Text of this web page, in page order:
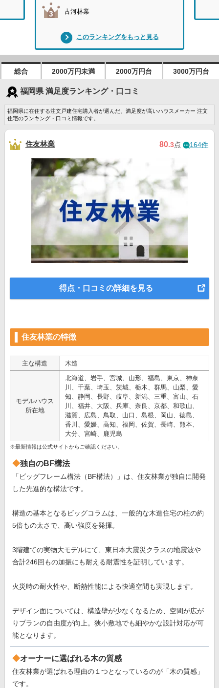
古河林業
このランキングをもっと見る
総合 2000万円未満 2000万円台 3000万円台
福岡県 満足度ランキング・口コミ
福岡県に在住する注文戸建住宅購入者が選んだ、満足度が高いハウスメーカー 注文
住宅のランキング・口コミ情報です。
住友林業 80.3点 164件
得点・口コミの詳細を見る
住友林業の特徴
主な構造 木造
モデルハウス
所在地
北海道、岩手、宮城、山形、福島、東京、神奈
川、千葉、埼玉、茨城、栃木、群馬、山梨、愛
知、静岡、長野、岐阜、新潟、三重、富山、石
川、福井、大阪、兵庫、奈良、京都、和歌山、
滋賀、広島、鳥取、山口、島根、岡山、徳島、
香川、愛媛、高知、福岡、佐賀、長崎、熊本、
大分、宮崎、鹿児島
※最新情報は公式サイトからご確認ください。
独自のBF構法
「ビッグフレーム構法（BF構法）」は、住友林業が独自に開発
した先進的な構法です。
構造の基本となるビッグコラムは、一般的な木造住宅の柱の約
5倍もの太さで、高い強度を発揮。
3階建ての実物大モデルにて、東日本大震災クラスの地震波や
合計246回もの加振にも耐える耐震性を証明しています。
火災時の耐火性や、断熱性能による快適空間も実現します。
デザイン面については、構造壁が少なくなるため、空間が広が
りプランの自由度が向上。狭小敷地でも細やかな設計対応が可
能となります。
オーナーに選ばれる木の質感
住友林業が選ばれる理由の１つとなっているのが「木の質感」
です。